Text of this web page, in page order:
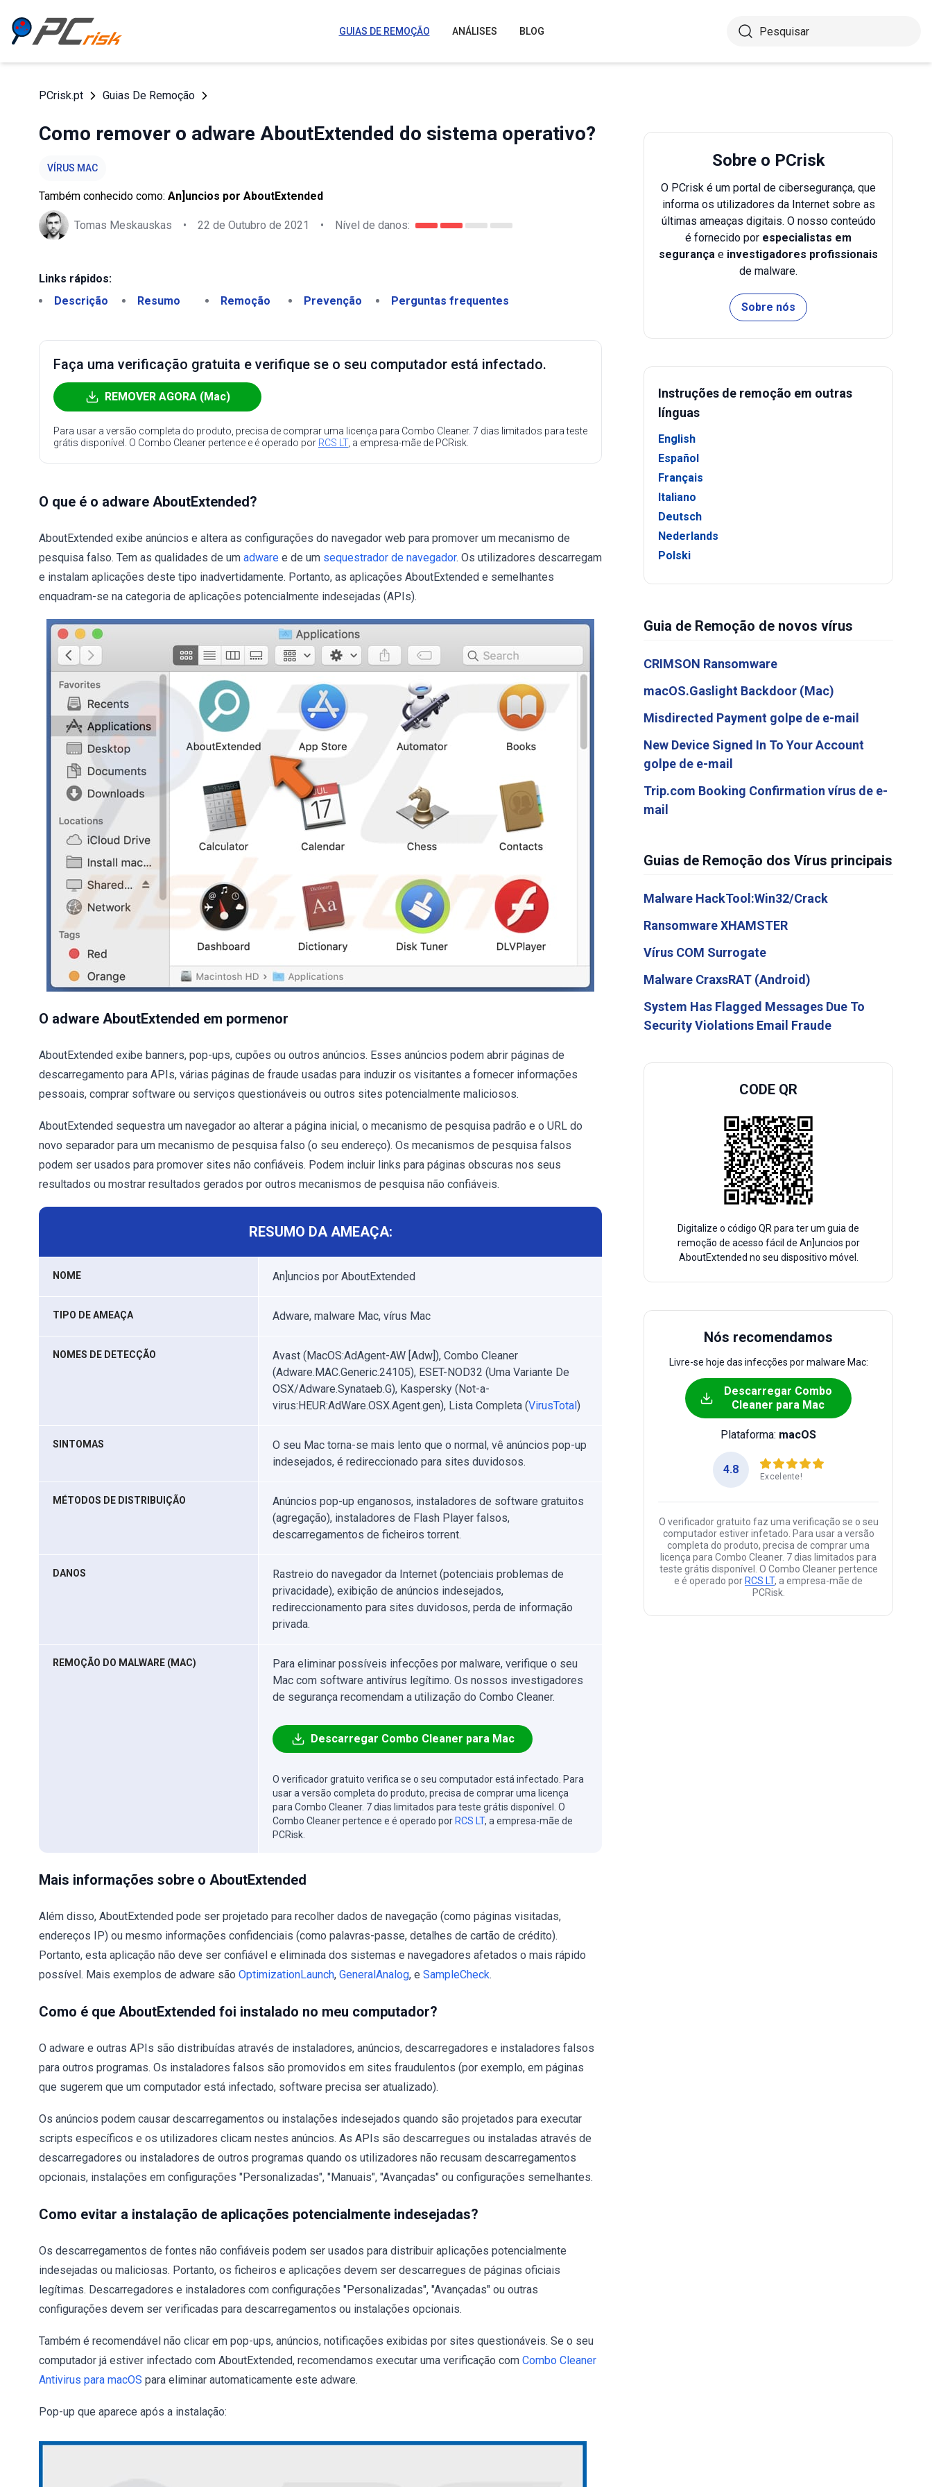
GUIAS DE REMOÇÃO ANÁLISES BLOG
PCrisk.pt Guias De Remoção
Como remover o adware AboutExtended do sistema operativo?
VÍRUS MAC
Também conhecido como: An]uncios por AboutExtended
Tomas Meskauskas • 22 de Outubro de 2021 • Nível de danos:
Links rápidos:
Descrição
Resumo Remoção Prevenção Perguntas frequentes
Faça uma verificação gratuita e verifique se o seu computador está infectado.
REMOVER AGORA (Mac)
Para usar a versão completa do produto, precisa de comprar uma licença para Combo Cleaner. 7 dias limitados para teste
grátis disponível. O Combo Cleaner pertence e é operado por RCS LT, a empresa-mãe de PCRisk.
O que é o adware AboutExtended?
AboutExtended exibe anúncios e altera as configurações do navegador web para promover um mecanismo de
pesquisa falso. Tem as qualidades de um adware e de um sequestrador de navegador. Os utilizadores descarregam
e instalam aplicações deste tipo inadvertidamente. Portanto, as aplicações AboutExtended e semelhantes
enquadram-se na categoria de aplicações potencialmente indesejadas (APIs).
O adware AboutExtended em pormenor
AboutExtended exibe banners, pop-ups, cupões ou outros anúncios. Esses anúncios podem abrir páginas de
descarregamento para APIs, várias páginas de fraude usadas para induzir os visitantes a fornecer informações
pessoais, comprar software ou serviços questionáveis ou outros sites potencialmente maliciosos.
AboutExtended sequestra um navegador ao alterar a página inicial, o mecanismo de pesquisa padrão e o URL do
novo separador para um mecanismo de pesquisa falso (o seu endereço). Os mecanismos de pesquisa falsos
podem ser usados para promover sites não confiáveis. Podem incluir links para páginas obscuras nos seus
resultados ou mostrar resultados gerados por outros mecanismos de pesquisa não confiáveis.
RESUMO DA AMEAÇA:
NOME An]uncios por AboutExtended
TIPO DE AMEAÇA Adware, malware Mac, vírus Mac
NOMES DE DETECÇÃO
Avast (MacOS:AdAgent-AW [Adw]), Combo Cleaner
(Adware.MAC.Generic.24105), ESET-NOD32 (Uma Variante De
OSX/Adware.Synataeb.G), Kaspersky (Not-a-
virus:HEUR:AdWare.OSX.Agent.gen), Lista Completa (VirusTotal)
SINTOMAS
O seu Mac torna-se mais lento que o normal, vê anúncios pop-up
indesejados, é redireccionado para sites duvidosos.
MÉTODOS DE DISTRIBUIÇÃO
Anúncios pop-up enganosos, instaladores de software gratuitos
(agregação), instaladores de Flash Player falsos,
descarregamentos de ficheiros torrent.
DANOS
Rastreio do navegador da Internet (potenciais problemas de
privacidade), exibição de anúncios indesejados,
redireccionamento para sites duvidosos, perda de informação
privada.
REMOÇÃO DO MALWARE (MAC)
Para eliminar possíveis infecções por malware, verifique o seu
Mac com software antivírus legítimo. Os nossos investigadores
de segurança recomendam a utilização do Combo Cleaner.
Descarregar Combo Cleaner para Mac
O verificador gratuito verifica se o seu computador está infectado. Para
usar a versão completa do produto, precisa de comprar uma licença
para Combo Cleaner. 7 dias limitados para teste grátis disponível. O
Combo Cleaner pertence e é operado por RCS LT, a empresa-mãe de
PCRisk.
Mais informações sobre o AboutExtended
Além disso, AboutExtended pode ser projetado para recolher dados de navegação (como páginas visitadas,
endereços IP) ou mesmo informações confidenciais (como palavras-passe, detalhes de cartão de crédito).
Portanto, esta aplicação não deve ser confiável e eliminada dos sistemas e navegadores afetados o mais rápido
possível. Mais exemplos de adware são OptimizationLaunch, GeneralAnalog, e SampleCheck.
Como é que AboutExtended foi instalado no meu computador?
O adware e outras APIs são distribuídas através de instaladores, anúncios, descarregadores e instaladores falsos
para outros programas. Os instaladores falsos são promovidos em sites fraudulentos (por exemplo, em páginas
que sugerem que um computador está infectado, software precisa ser atualizado).
Os anúncios podem causar descarregamentos ou instalações indesejados quando são projetados para executar
scripts específicos e os utilizadores clicam nestes anúncios. As APIs são descarregues ou instaladas através de
descarregadores ou instaladores de outros programas quando os utilizadores não recusam descarregamentos
opcionais, instalações em configurações "Personalizadas", "Manuais", "Avançadas" ou configurações semelhantes.
Como evitar a instalação de aplicações potencialmente indesejadas?
Os descarregamentos de fontes não confiáveis podem ser usados para distribuir aplicações potencialmente
indesejadas ou maliciosas. Portanto, os ficheiros e aplicações devem ser descarregues de páginas oficiais
legítimas. Descarregadores e instaladores com configurações "Personalizadas", "Avançadas" ou outras
configurações devem ser verificadas para descarregamentos ou instalações opcionais.
Também é recomendável não clicar em pop-ups, anúncios, notificações exibidas por sites questionáveis. Se o seu
computador já estiver infectado com AboutExtended, recomendamos executar uma verificação com Combo Cleaner
Antivirus para macOS para eliminar automaticamente este adware.
Pop-up que aparece após a instalação:
Sobre o PCrisk
O PCrisk é um portal de cibersegurança, que
informa os utilizadores da Internet sobre as
últimas ameaças digitais. O nosso conteúdo
é fornecido por especialistas em
segurança e investigadores profissionais
de malware.
Sobre nós
Instruções de remoção em outras
línguas
English
Español
Français
Italiano
Deutsch
Nederlands
Polski
Guia de Remoção de novos vírus
CRIMSON Ransomware
macOS.Gaslight Backdoor (Mac)
Misdirected Payment golpe de e-mail
New Device Signed In To Your Account
golpe de e-mail
Trip.com Booking Confirmation vírus de e-
mail
Guias de Remoção dos Vírus principais
Malware HackTool:Win32/Crack
Ransomware XHAMSTER
Vírus COM Surrogate
Malware CraxsRAT (Android)
System Has Flagged Messages Due To
Security Violations Email Fraude
CODE QR
Digitalize o código QR para ter um guia de
remoção de acesso fácil de An]uncios por
AboutExtended no seu dispositivo móvel.
Nós recomendamos
Livre-se hoje das infecções por malware Mac:
Descarregar Combo
Cleaner para Mac
Plataforma: macOS
4.8
Excelente!
O verificador gratuito faz uma verificação se o seu
computador estiver infetado. Para usar a versão
completa do produto, precisa de comprar uma
licença para Combo Cleaner. 7 dias limitados para
teste grátis disponível. O Combo Cleaner pertence
e é operado por RCS LT, a empresa-mãe de
PCRisk.